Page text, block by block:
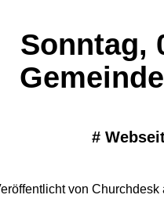
Sonntag,
#
von